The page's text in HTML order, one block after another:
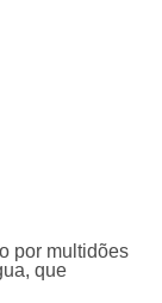
por multidões
que